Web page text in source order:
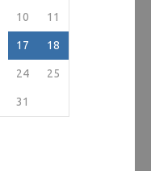
10 11
17 18
24 25
31